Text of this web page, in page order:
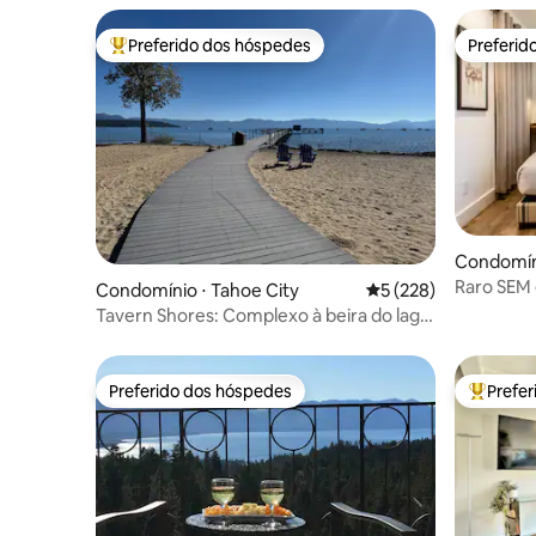
Entre os melhores preferidos dos hóspedes
Preferido dos hóspedes
Condomínio ⋅ Tahoe City 5 de uma avaliação
5 (228)
Tavern Shores: Complexo à beira do lago
Raro
Preferido dos hóspedes
Preferido dos hóspedes Entre